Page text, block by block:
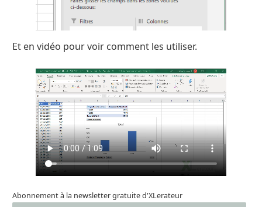
Et en vidéo pour voir comment les utiliser.
Abonnement à la newsletter gratuite d'XLerateur